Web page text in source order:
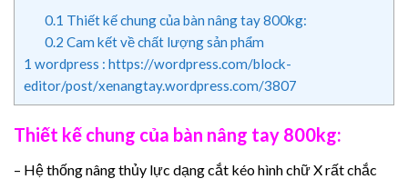
0.1 Thiết kế chung của bàn nâng tay 800kg:
0.2 Cam kết về chất lượng sản phẩm
1 wordpress : https://wordpress.com/block-
editor/post/xenangtay.wordpress.com/3807
Thiết kế chung của bàn nâng tay 800kg:
– Hệ thống nâng thủy lực dạng cắt kéo hình chữ X rất chắc